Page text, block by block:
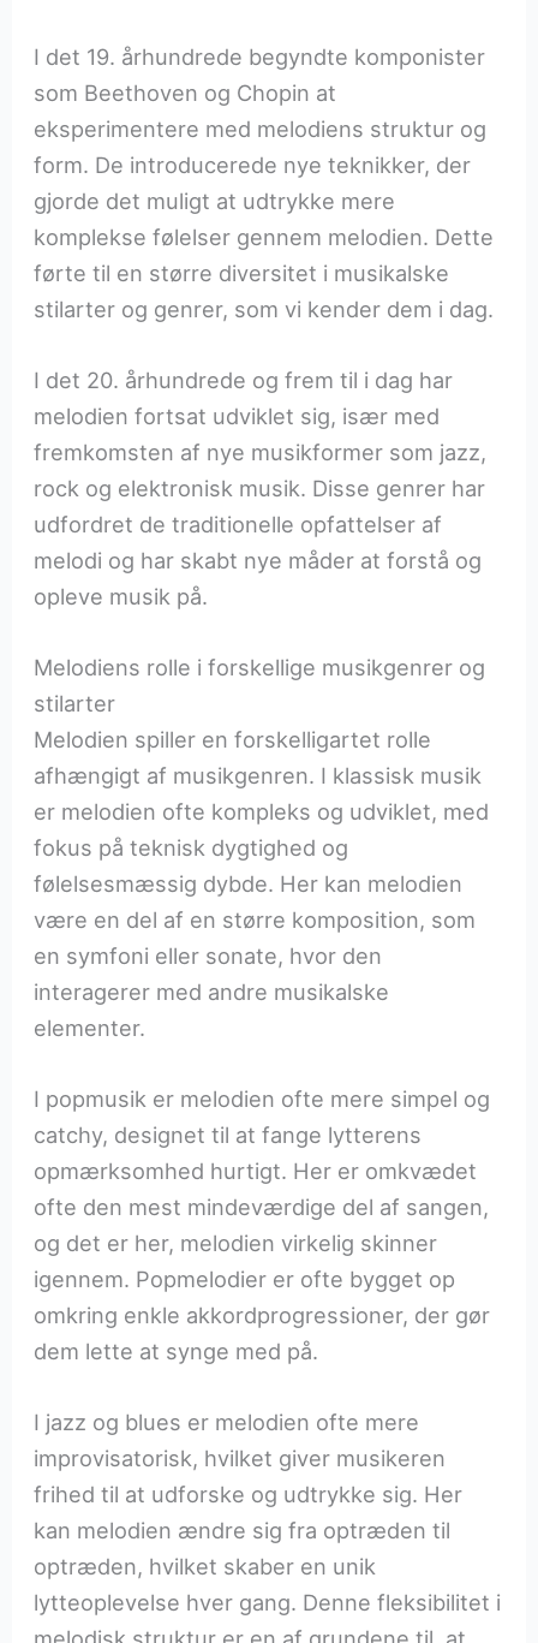
I det 19. århundrede begyndte komponister
som Beethoven og Chopin at
eksperimentere med melodiens struktur og
form. De introducerede nye teknikker, der
gjorde det muligt at udtrykke mere
komplekse følelser gennem melodien. Dette
førte til en større diversitet i musikalske
stilarter og genrer, som vi kender dem i dag.
I det 20. århundrede og frem til i dag har
melodien fortsat udviklet sig, især med
fremkomsten af nye musikformer som jazz,
rock og elektronisk musik. Disse genrer har
udfordret de traditionelle opfattelser af
melodi og har skabt nye måder at forstå og
opleve musik på.
Melodiens rolle i forskellige musikgenrer og
stilarter
Melodien spiller en forskelligartet rolle
afhængigt af musikgenren. I klassisk musik
er melodien ofte kompleks og udviklet, med
fokus på teknisk dygtighed og
følelsesmæssig dybde. Her kan melodien
være en del af en større komposition, som
en symfoni eller sonate, hvor den
interagerer med andre musikalske
elementer.
I popmusik er melodien ofte mere simpel og
catchy, designet til at fange lytterens
opmærksomhed hurtigt. Her er omkvædet
ofte den mest mindeværdige del af sangen,
og det er her, melodien virkelig skinner
igennem. Popmelodier er ofte bygget op
omkring enkle akkordprogressioner, der gør
dem lette at synge med på.
I jazz og blues er melodien ofte mere
improvisatorisk, hvilket giver musikeren
frihed til at udforske og udtrykke sig. Her
kan melodien ændre sig fra optræden til
optræden, hvilket skaber en unik
lytteoplevelse hver gang. Denne fleksibilitet i